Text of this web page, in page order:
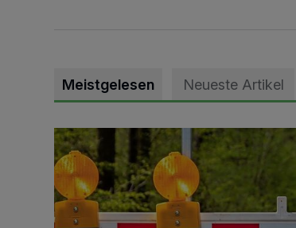
Meistgelesen Neueste Artikel
Vollsperrung der Talstraße in